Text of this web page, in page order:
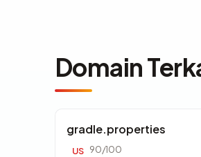
Domain
gradle.properties
US 90/100